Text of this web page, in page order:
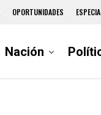
OPORTUNIDADES
Nación